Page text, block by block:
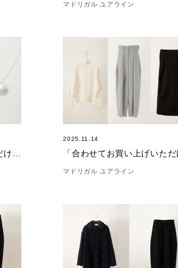
マドリガル ユアライン
2025.11.14
マドリガル ユアライン